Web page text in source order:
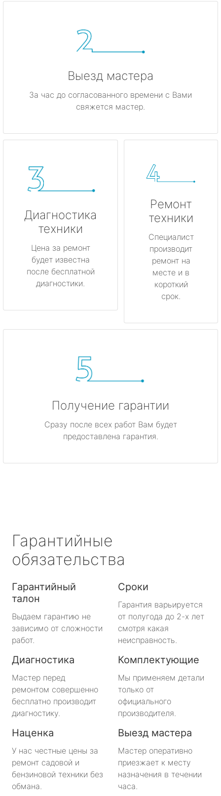
Выезд мастера
За час до согласованного времени с Вами
свяжется мастер.
Диагностика
техники
Цена за ремонт
будет известна
после бесплатной
диагностики.
Ремонт
техники
Специалист
производит
ремонт на
месте и в
короткий
срок.
Получение гарантии
Сразу после всех работ Вам будет
предоставлена гарантия.
Гарантийные
обязательства
Гарантийный
талон
Выдаем гарантию не
зависимо от сложности
работ.
Сроки
Гарантия варьируется
от полугода до 2-х лет
смотря какая
неисправность.
Диагностика
Мастер перед
ремонтом совершенно
бесплатно производит
диагностику.
Комплектующие
Мы применяем детали
только от
официального
производителя.
Наценка
У нас честные цены за
ремонт садовой и
бензиновой техники без
обмана.
Выезд мастера
Мастер оперативно
приезжает к месту
назначения в течении
часа.